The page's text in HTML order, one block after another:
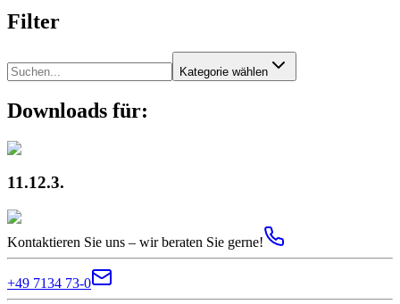
Filter
Kategorie wählen
Downloads für:
11.12.3.
Kontaktieren Sie uns – wir beraten Sie gerne!
+49 7134 73-0